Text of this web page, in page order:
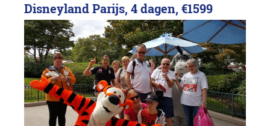
Disneyland Parijs, 4 dagen, €1599